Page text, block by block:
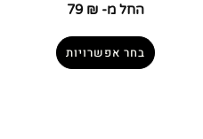
החל מ- 79₪
בחר אפשרויות